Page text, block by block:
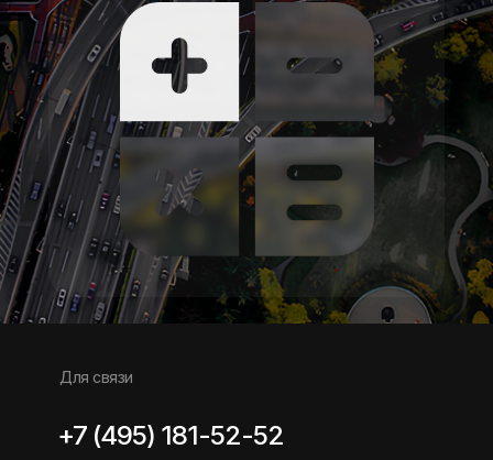
+7 (495) 181-52-52
Для связи